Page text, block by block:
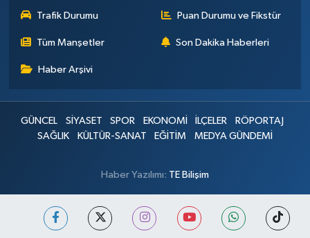
Trafik Durumu Puan Durumu ve Fikstür
Tüm Manşetler Son Dakika Haberleri
Haber Arşivi
GÜNCEL SİYASET SPOR EKONOMİ İLÇELER
RÖPORTAJ
SAĞLIK
KÜLTÜR-SANAT EĞİTİM MEDYA GÜNDEMİ
Haber Yazılımı: TE Bilişim